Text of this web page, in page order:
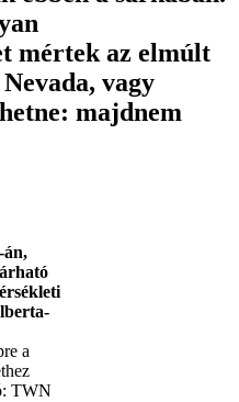
mértek az elmúlt
vagy
majdnem
án,
a
TWN